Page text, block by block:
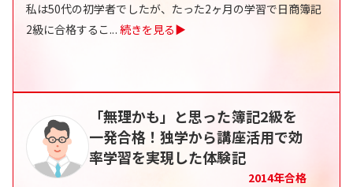
私は50代の初学者でしたが、たった2ヶ月の学習で日商簿記
2級に合格するこ... 続きを見る▶
「無理かも」と思った簿記2級を
一発合格！独学から講座活用で効
率学習を実現した体験記
2014年合格